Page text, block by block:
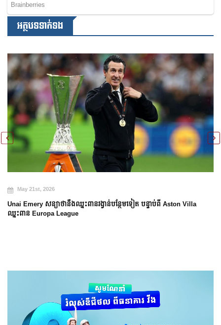
អត្ថបទទាក់ទង
May 21st, 2026
Unai Emery សន្យាថានឹងឈ្នះពានរង្វាន់បន្ថែមទៀត បន្ទាប់ពី Aston Villa
ឈ្នះពាន Europa League